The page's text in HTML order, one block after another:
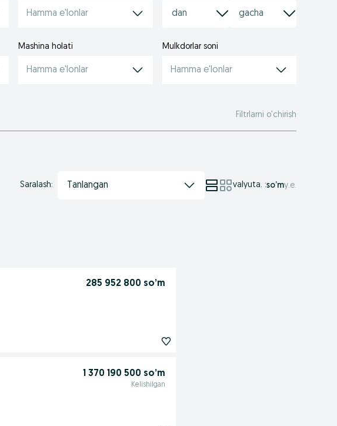
Hamma e'lonlar
Mashina holati
Hamma e'lonlar
Mulkdorlar soni
Hamma e'lonlar
Filtrlarni o’chirish
Saralash: Tanlangan valyuta. :so’mу.е.
285 952 800 so’m
1 370 190 500 so’m
Kelishilgan